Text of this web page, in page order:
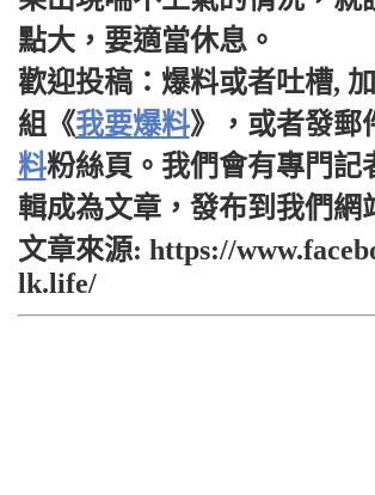
點大，要適當休息。
歡迎投稿：爆料或者吐槽,
組《我要爆料》，或者發郵
料粉絲頁。我們會有專門記
輯成為文章，發布到我們網
文章來源: https://
lk.life/